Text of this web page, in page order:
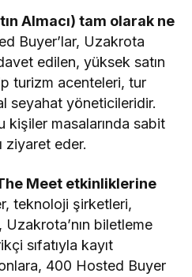
Almacı) tam olarak ne
Buyer’lar, Uzakrota
edilen, yüksek satın
turizm acenteleri, tur
seyahat yöneticileridir.
masalarında sabit
ziyaret eder.
Meet etkinliklerine
teknoloji şirketleri,
Uzakrota’nın biletleme
sıfatıyla kayıt
400 Hosted Buyer